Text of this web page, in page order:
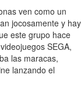
ven como un
jocosamente y hay
este grupo hace
SEGA,
las maracas,
lanzando el